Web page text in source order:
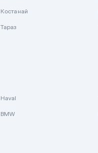
Костанай
Тараз
Haval
BMW